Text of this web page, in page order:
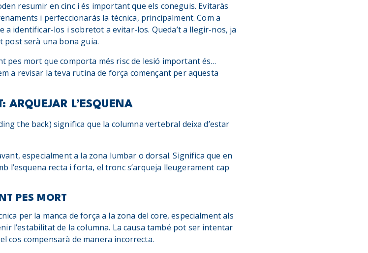
resumir en cinc i és important que els coneguis. Evitaràs
i perfeccionaràs la tècnica, principalment. Com a
identificar-los i sobretot a evitar-los. Queda’t a llegir-nos, ja
post serà una bona guia.
pes mort que comporta més risc de lesió important és…
a revisar la teva rutina de força començant per aquesta
ARQUEJAR L’ESQUENA
the back) significa que la columna vertebral deixa d’estar
especialment a la zona lumbar o dorsal. Significa que en
l’esquena recta i forta, el tronc s’arqueja lleugerament cap
PES MORT
per la manca de força a la zona del core, especialment als
l’estabilitat de la columna. La causa també pot ser intentar
cos compensarà de manera incorrecta.